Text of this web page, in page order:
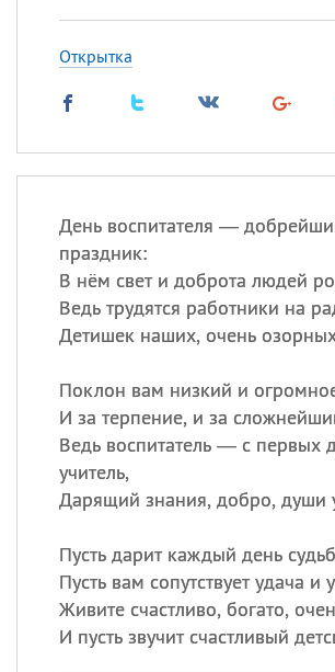
Открытка
День воспитателя —
праздник:
В нём свет и доброта людей
Ведь трудятся работники на
Детишек наших, очень
Поклон вам низкий и
И за терпение, и за
Ведь воспитатель — с первых
учитель,
Дарящий знания, добро, души
Пусть дарит каждый день
Пусть вам сопутствует удача и
Живите счастливо, богато,
И пусть звучит счастливый